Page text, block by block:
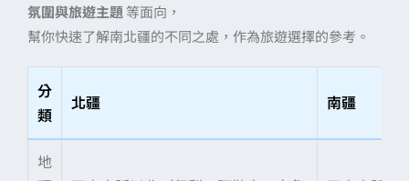
氛圍與旅遊主題等面向，
幫你快速了解南北疆的不同之處，作為旅遊選擇的參考。
分
類
北疆 南疆
地